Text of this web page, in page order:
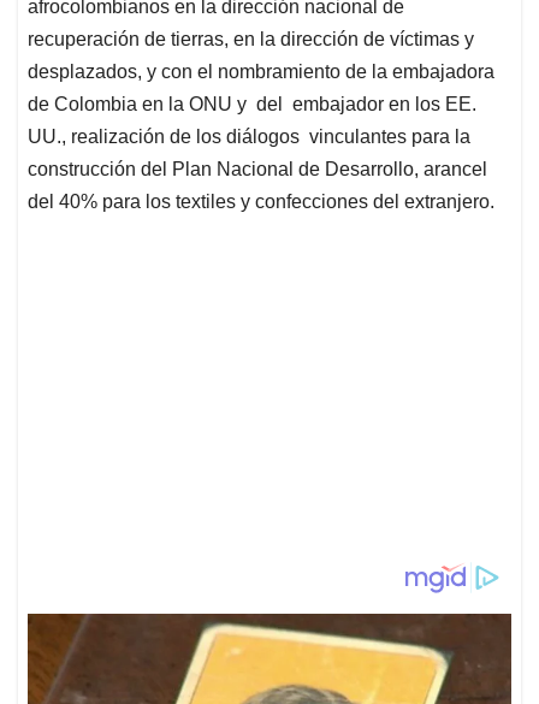
afrocolombianos en la dirección nacional de
recuperación de tierras, en la dirección de víctimas y
desplazados, y con el nombramiento de la embajadora
de Colombia en la ONU y del embajador en los EE.
UU., realización de los diálogos vinculantes para la
construcción del Plan Nacional de Desarrollo, arancel
del 40% para los textiles y confecciones del extranjero.